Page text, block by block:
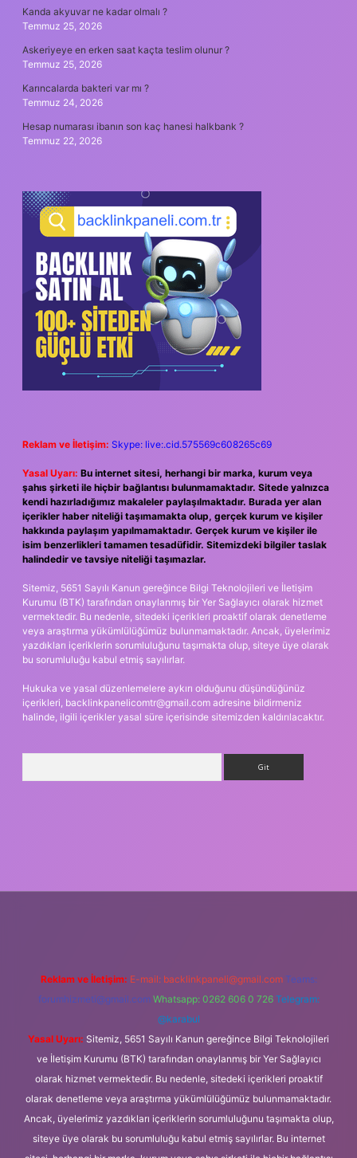
Kanda akyuvar ne kadar olmalı ?
Temmuz 25, 2026
Askeriyeye en erken saat kaçta teslim olunur ?
Temmuz 25, 2026
Karıncalarda bakteri var mı ?
Temmuz 24, 2026
Hesap numarası ibanın son kaç hanesi halkbank ?
Temmuz 22, 2026
Reklam ve İletişim: Skype: live:.cid.575569c608265c69
Yasal Uyarı: Bu internet sitesi, herhangi bir marka, kurum veya
şahıs şirketi ile hiçbir bağlantısı bulunmamaktadır. Sitede yalnızca
kendi hazırladığımız makaleler paylaşılmaktadır. Burada yer alan
içerikler haber niteliği taşımamakta olup, gerçek kurum ve kişiler
hakkında paylaşım yapılmamaktadır. Gerçek kurum ve kişiler ile
isim benzerlikleri tamamen tesadüfidir. Sitemizdeki bilgiler taslak
halindedir ve tavsiye niteliği taşımazlar.
Sitemiz, 5651 Sayılı Kanun gereğince Bilgi Teknolojileri ve İletişim
Kurumu (BTK) tarafından onaylanmış bir Yer Sağlayıcı olarak hizmet
vermektedir. Bu nedenle, sitedeki içerikleri proaktif olarak denetleme
veya araştırma yükümlülüğümüz bulunmamaktadır. Ancak, üyelerimiz
yazdıkları içeriklerin sorumluluğunu taşımakta olup, siteye üye olarak
bu sorumluluğu kabul etmiş sayılırlar.
Hukuka ve yasal düzenlemelere aykırı olduğunu düşündüğünüz
içerikleri, backlinkpanelicomtr@gmail.com adresine bildirmeniz
halinde, ilgili içerikler yasal süre içerisinde sitemizden kaldırılacaktır.
Reklam ve İletişim: E-mail: backlinkpaneli@gmail.com Teams:
forumhizmeti@gmail.com Whatsapp: 0262 606 0 726 Telegram:
@karabul
Yasal Uyarı: Sitemiz, 5651 Sayılı Kanun gereğince Bilgi Teknolojileri
ve İletişim Kurumu (BTK) tarafından onaylanmış bir Yer Sağlayıcı
olarak hizmet vermektedir. Bu nedenle, sitedeki içerikleri proaktif
olarak denetleme veya araştırma yükümlülüğümüz bulunmamaktadır.
Ancak, üyelerimiz yazdıkları içeriklerin sorumluluğunu taşımakta olup,
siteye üye olarak bu sorumluluğu kabul etmiş sayılırlar. Bu internet